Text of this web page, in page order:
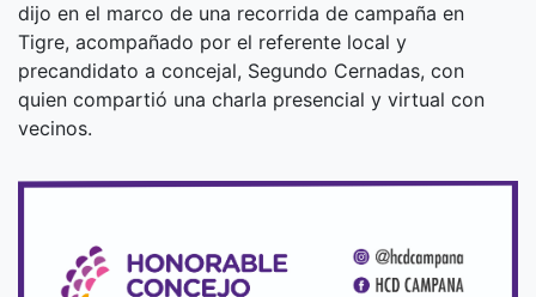
dijo en el marco de una recorrida de campaña en
Tigre, acompañado por el referente local y
precandidato a concejal, Segundo Cernadas, con
quien compartió una charla presencial y virtual con
vecinos.